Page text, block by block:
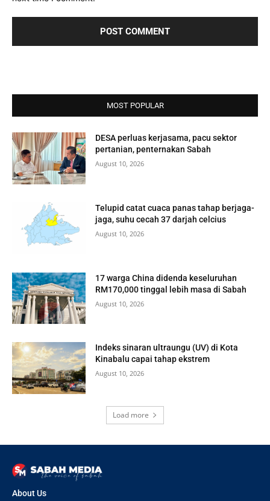
MOST POPULAR
DESA perluas kerjasama, pacu sektor
pertanian, penternakan Sabah
August 10, 2026
Telupid catat cuaca panas tahap berjaga-
jaga, suhu cecah 37 darjah celcius
August 10, 2026
17 warga China didenda keseluruhan
RM170,000 tinggal lebih masa di Sabah
August 10, 2026
Indeks sinaran ultraungu (UV) di Kota
Kinabalu capai tahap ekstrem
August 10, 2026
Load more
About Us